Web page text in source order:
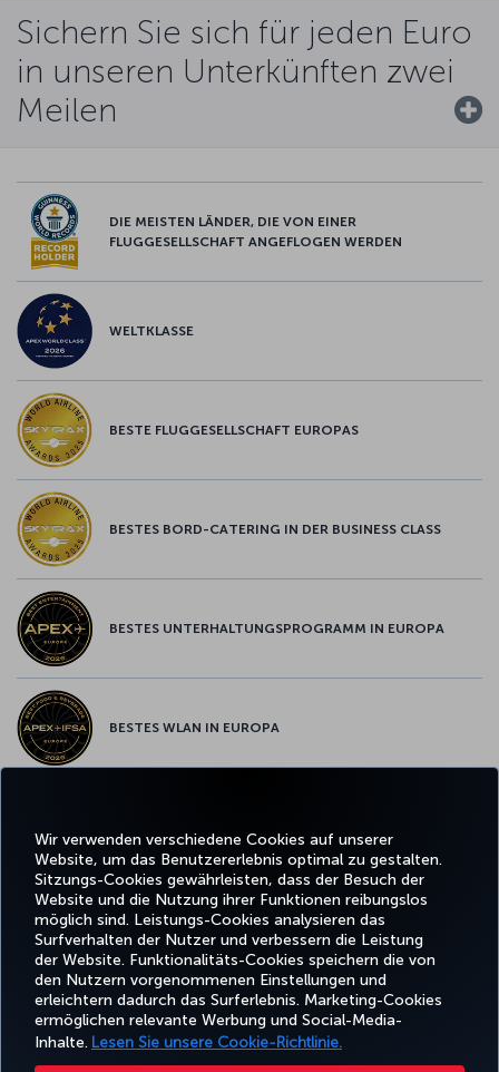
Wir verwenden verschiedene Cookies auf unserer
Website, um das Benutzererlebnis optimal zu gestalten.
Sitzungs-Cookies gewährleisten, dass der Besuch der
Website und die Nutzung ihrer Funktionen reibungslos
möglich sind. Leistungs-Cookies analysieren das
Surfverhalten der Nutzer und verbessern die Leistung
der Website. Funktionalitäts-Cookies speichern die von
den Nutzern vorgenommenen Einstellungen und
erleichtern dadurch das Surferlebnis. Marketing-Cookies
ermöglichen relevante Werbung und Social-Media-
Inhalte. Lesen Sie unsere Cookie-Richtlinie.
Sichern Sie sich für jeden Euro
in unseren Unterkünften zwei
Meilen
DIE MEISTEN LÄNDER, DIE VON EINER
FLUGGESELLSCHAFT ANGEFLOGEN WERDEN
WELTKLASSE
BESTE FLUGGESELLSCHAFT EUROPAS
BESTES BORD-CATERING IN DER BUSINESS CLASS
BESTES UNTERHALTUNGSPROGRAMM IN EUROPA
BESTES WLAN IN EUROPA
Facebook
TwitterInstagram
YouTubeLinkedIn
TikTokBlog
BUCHEN
UND
VERWALTEN
ERLEBNIS
ANGEBOTE
UND
REISEZIELE
HILFE
TURKISH
AIRLINES
HOLIDAYS
Barrierefreiheit Impressum Datenschutz- und Cookie-Richtlinie Rechtliche Hinweise
Fluggastrechte Cookie-Einstellungen ändern
49 69 86 799 849